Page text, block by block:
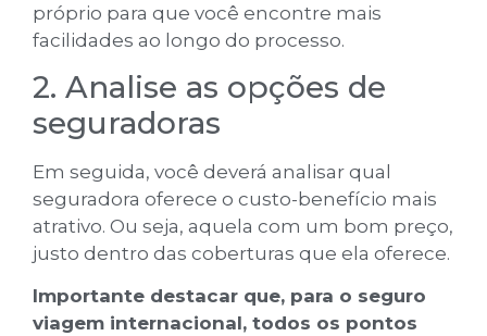
próprio para que você encontre mais
facilidades ao longo do processo.
2. Analise as opções de
seguradoras
Em seguida, você deverá analisar qual
seguradora oferece o custo-benefício mais
atrativo. Ou seja, aquela com um bom preço,
justo dentro das coberturas que ela oferece.
Importante destacar que, para o seguro
viagem internacional, todos os pontos